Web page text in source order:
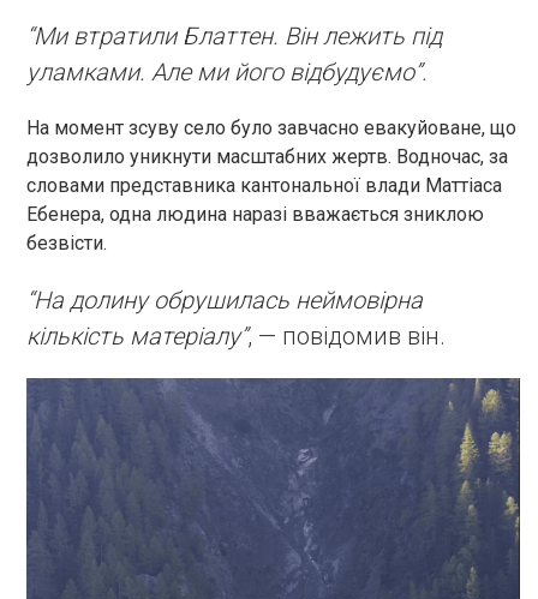
“Ми втратили Блаттен. Він лежить під
уламками. Але ми його відбудуємо”.
На момент зсуву село було завчасно евакуйоване, що
дозволило уникнути масштабних жертв. Водночас, за
словами представника кантональної влади Маттіаса
Ебенера, одна людина наразі вважається зниклою
безвісти.
“На долину обрушилась неймовірна
кількість матеріалу”, — повідомив він.